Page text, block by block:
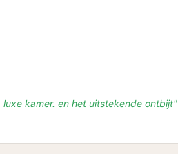
kamer. en het uitstekende ontbijt"